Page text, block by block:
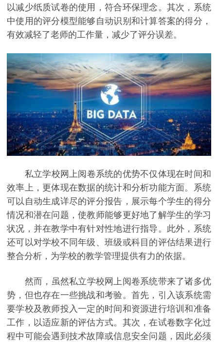
以减少纸质试卷的使用，符合环保理念。其次，系统
中使用的评分模型能够自动识别和计算答案的得分，
有效减轻了老师的工作量，减少了评分误差。
私立学校网上阅卷系统的优势不仅体现在时间和
效率上，更体现在数据的统计和分析功能方面。系统
可以自动生成详尽的评分报告，展示每个学生的得分
情况和潜在问题，使教师能够更好地了解学生的学习
状况，并在教学中有针对性地进行指导。此外，系统
还可以对学校不同年级、班级或科目的评估结果进行
整合分析，为学校的教学管理提供有力的依据。
然而，虽然私立学校网上阅卷系统带来了诸多优
势，但也存在一些挑战和考验。首先，引入该系统需
要学校及教师投入一定的时间和资源进行培训和准备
工作，以适应新的评估方式。其次，在试卷数字化过
程中可能会遇到技术故障或信息安全问题，因此必须